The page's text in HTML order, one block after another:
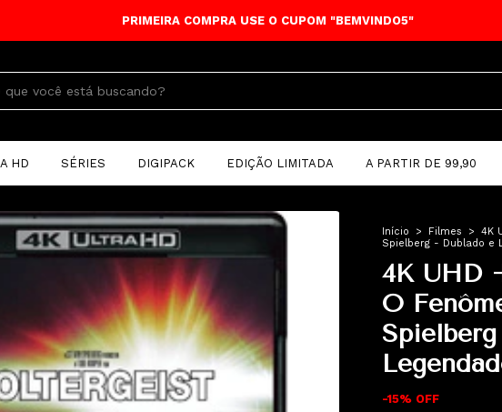
PRIMEIRA COMPRA USE O CUPOM "BEMVINDO5"
HD SÉRIES DIGIPACK EDIÇÃO LIMITADA A PARTIR DE 99,90
Início > Filmes >
4K
Spielberg - Dublado e
4K UHD
O
-15% OFF